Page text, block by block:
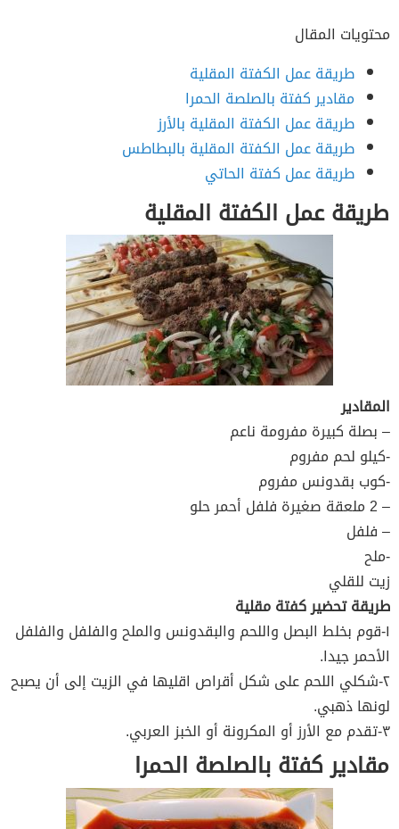
محتويات المقال
طريقة عمل الكفتة المقلية
مقادير كفتة بالصلصة الحمرا
طريقة عمل الكفتة المقلية بالأرز
طريقة عمل الكفتة المقلية بالبطاطس
طريقة عمل كفتة الحاتي
طريقة عمل الكفتة المقلية
المقادير
– بصلة كبيرة مفرومة ناعم
-كيلو لحم مفروم
-كوب بقدونس مفروم
– 2 ملعقة صغيرة فلفل أحمر حلو
– فلفل
-ملح
زيت للقلي
طريقة تحضير كفتة مقلية
١-قوم بخلط البصل واللحم والبقدونس والملح والفلفل والفلفل
الأحمر جيدا.
٢-شكلي اللحم على شكل أقراص اقليها في الزيت إلى أن يصبح
لونها ذهبي.
٣-تقدم مع الأرز أو المكرونة أو الخبز العربي.
مقادير كفتة بالصلصة الحمرا